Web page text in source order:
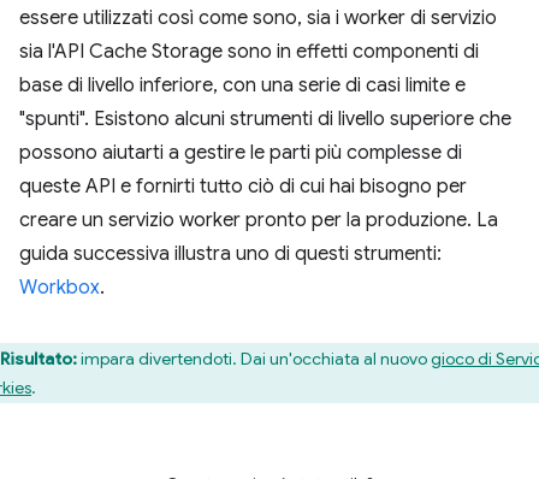
essere utilizzati così come sono, sia i worker di servizio
sia l'API Cache Storage sono in effetti componenti di
base di livello inferiore, con una serie di casi limite e
"spunti". Esistono alcuni strumenti di livello superiore che
possono aiutarti a gestire le parti più complesse di
queste API e fornirti tutto ciò di cui hai bisogno per
creare un servizio worker pronto per la produzione. La
guida successiva illustra uno di questi strumenti:
Workbox.
Risultato:impara divertendoti. Dai un'occhiata al nuovogioco di
.